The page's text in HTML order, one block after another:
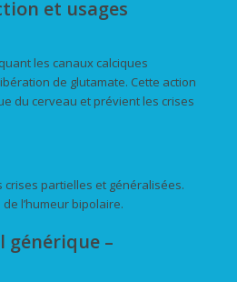
et usages
les canaux calciques
de glutamate. Cette action
du cerveau et prévient les crises
partielles et généralisées.
l’humeur bipolaire.
générique –